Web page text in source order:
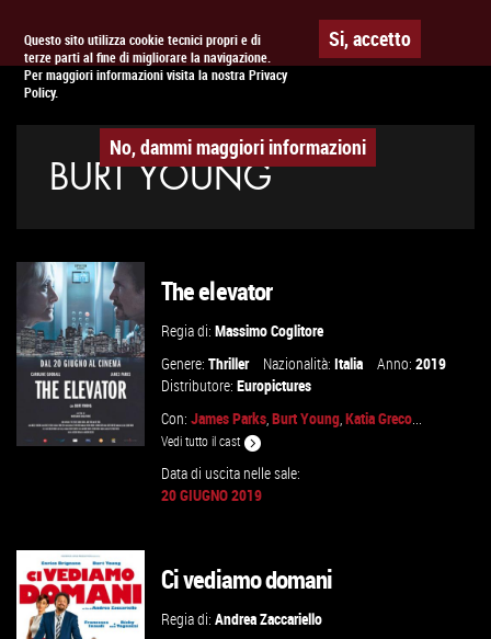
Questo sito utilizza cookie tecnici propri e di
terze parti al fine di migliorare la navigazione.
Per maggiori informazioni visita la nostra Privacy
Policy.
Si, accetto
No, dammi maggiori informazioni
APPUNTAMENTO AL CINEMA
BURT YOUNG
VAI ALLA SCHEDA
The elevator
Regia di:Massimo Coglitore
Genere:Thriller Nazionalità:Italia Anno:2019
Distributore:Europictures
Con:James Parks,Burt Young,Katia Greco...
Vedi tutto il cast
Data di uscita nelle sale:
20 GIUGNO 2019
Ci vediamo domani
Regia di:Andrea Zaccariello